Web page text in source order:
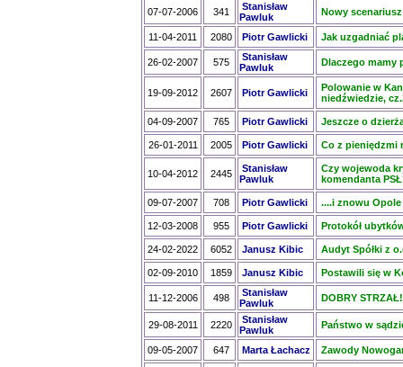
07-07-2006 341
Stanisław
Pawluk
Nowy
11-04-2011 2080 Piotr Gawlicki Jak uzgadniać
26-02-2007 575
Stanisław
Pawluk
Dlaczego mamy
19-09-2012 2607 Piotr Gawlicki
Polowanie w
niedźwiedzie,
04-09-2007 765 Piotr Gawlicki Jeszcze o
26-01-2011 2005 Piotr Gawlicki Co z pieniędzmi
10-04-2012 2445
Stanisław
Pawluk
Czy wojewoda
komendanta
09-07-2007 708 Piotr Gawlicki ....i znowu Opole
12-03-2008 955 Piotr Gawlicki Protokół
24-02-2022 6052 Janusz Kibic Audyt Spółki z
02-09-2010 1859 Janusz Kibic Postawili się w
11-12-2006 498
Stanisław
Pawluk
DOBRY STRZAŁ!
29-08-2011 2220
Stanisław
Pawluk
Państwo w
09-05-2007 647 Marta Łachacz Zawody